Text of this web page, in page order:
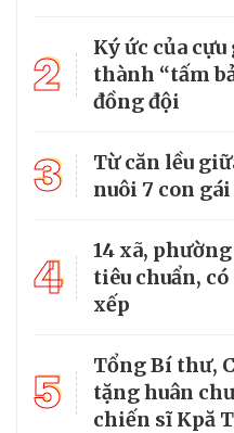
2
Ký ức của
thành “tấm
đồng đội
3
Từ căn lều
nuôi 7 con
4
14 xã,
tiêu chuẩn,
xếp
5
Tổng Bí thư,
tặng huân
chiến sĩ Kpă